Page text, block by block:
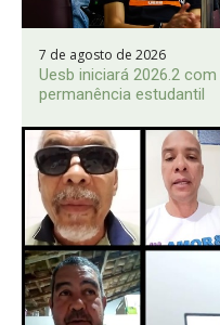
7 de agosto de 2026
Uesb iniciará 2026.2
permanência estudantil